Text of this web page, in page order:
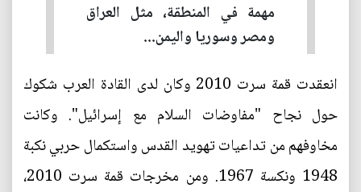
مهمة في المنطقة، مثل العراق
ومصر وسوريا واليمن...
انعقدت قمة سرت 2010 وكان لدى القادة العرب شكوك
حول نجاح "مفاوضات السلام مع إسرائيل". وكانت
مخاوفهم من تداعيات تهويد القدس واستكمال حربي نكبة
1948 ونكسة 1967. ومن مخرجات قمة سرت 2010،